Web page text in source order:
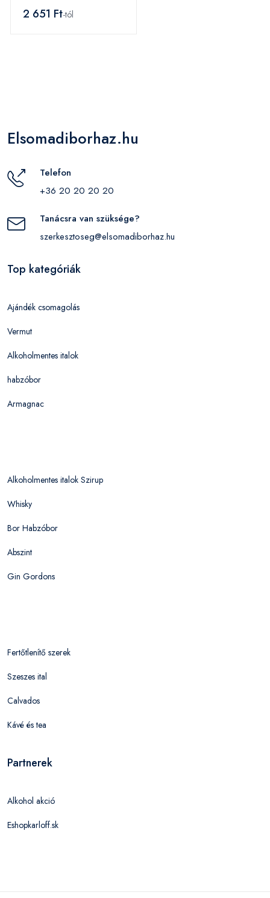
2 651 Ft-tól
Elsomadiborhaz.hu
Telefon
+36 20 20 20 20
Tanácsra van szüksége?
szerkesztoseg@elsomadiborhaz.hu
Top kategóriák
Ajándék csomagolás
Vermut
Alkoholmentes italok
habzóbor
Armagnac
Alkoholmentes italok Szirup
Whisky
Bor Habzóbor
Abszint
Gin Gordons
Fertőtlenítő szerek
Szeszes ital
Calvados
Kávé és tea
Partnerek
Alkohol akció
Eshopkarloff.sk